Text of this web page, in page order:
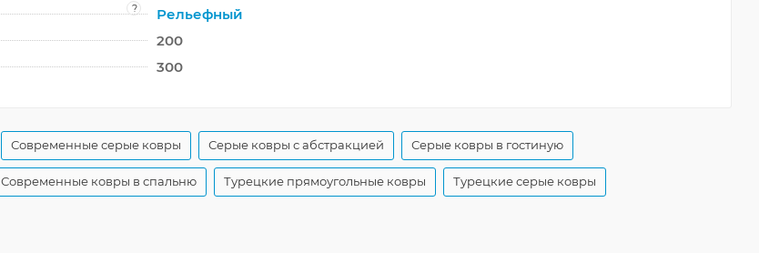
?
Рельефный
200
300
Современные серые ковры Серые ковры с абстракцией Серые ковры в гостиную
Современные ковры в спальню Турецкие прямоугольные ковры Турецкие серые ковры